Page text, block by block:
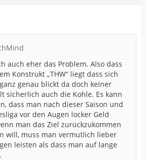
auch eher das Problem. Also dass
Konstrukt „THW“ liegt dass sich
genau blickt da doch keiner
sicherlich auch die Kohle. Es kann
dass man nach dieser Saison und
vor den Augen locker Geld
man das Ziel zurückzukommen
will, muss man vermutlich lieber
leisten als dass man auf lange